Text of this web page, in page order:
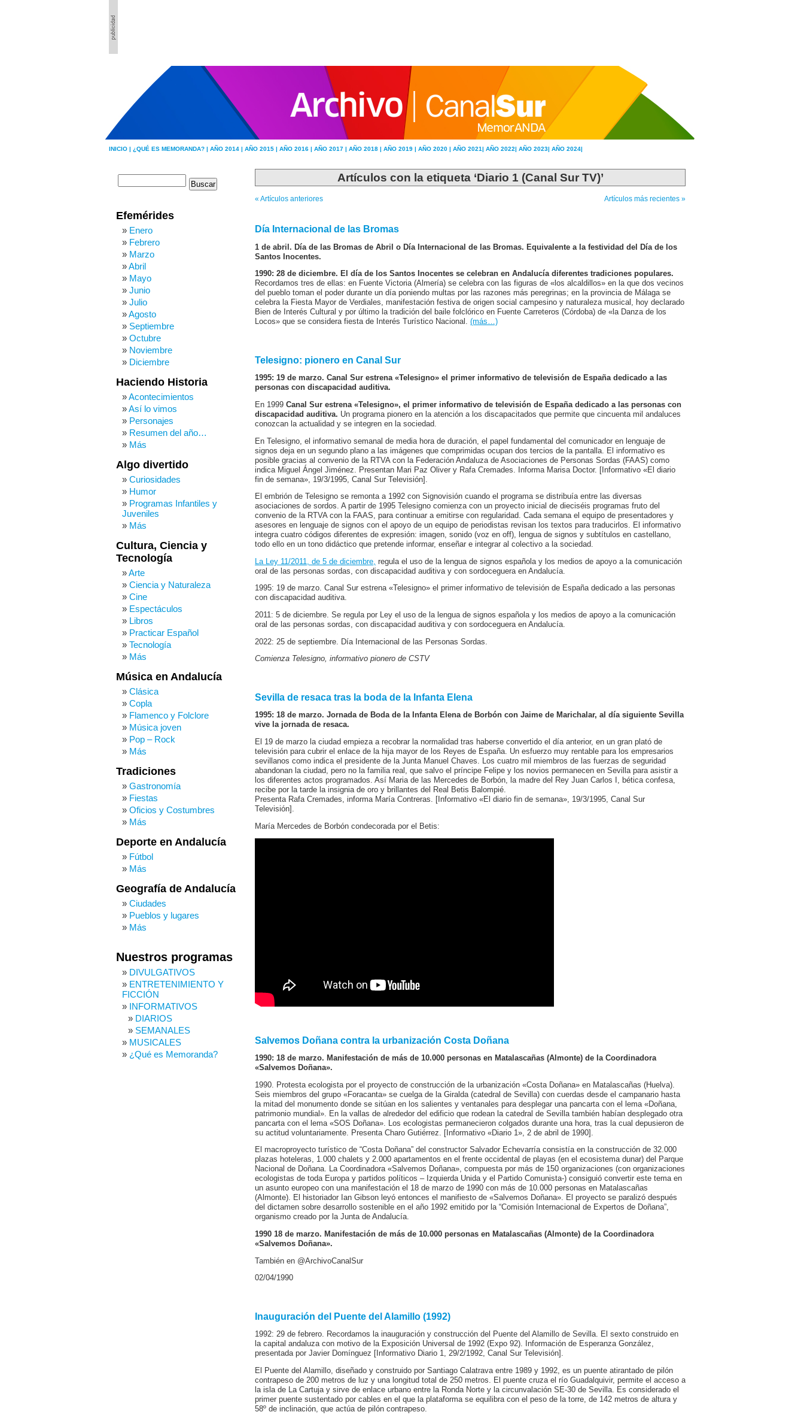
INICIO | ¿QUÉ ES MEMORANDA? | AÑO 2014 | AÑO 2015 | AÑO 2016 | AÑO 2017 | AÑO 2018 | AÑO 2019 | AÑO 2020 | AÑO 2021| AÑO 2022| AÑO 2023| AÑO 2024|
Artículos con la etiqueta ‘Diario 1 (Canal Sur TV)’
« Artículos anteriores Artículos más recientes »
Día Internacional de las Bromas
1 de abril. Día de las Bromas de Abril o Día Internacional de las Bromas. Equivalente a la festividad del Día de los
Santos Inocentes.
1990: 28 de diciembre. El día de los Santos Inocentes se celebran en Andalucía diferentes tradiciones populares.
Recordamos tres de ellas: en Fuente Victoria (Almería) se celebra con las figuras de «los alcaldillos» en la que dos vecinos
del pueblo toman el poder durante un día poniendo multas por las razones más peregrinas; en la provincia de Málaga se
celebra la Fiesta Mayor de Verdiales, manifestación festiva de origen social campesino y naturaleza musical, hoy declarado
Bien de Interés Cultural y por último la tradición del baile folclórico en Fuente Carreteros (Córdoba) de «la Danza de los
Locos» que se considera fiesta de Interés Turístico Nacional. (más…)
Telesigno: pionero en Canal Sur
1995: 19 de marzo. Canal Sur estrena «Telesigno» el primer informativo de televisión de España dedicado a las
personas con discapacidad auditiva.
En 1999 Canal Sur estrena «Telesigno», el primer informativo de televisión de España dedicado a las personas con
discapacidad auditiva. Un programa pionero en la atención a los discapacitados que permite que cincuenta mil andaluces
conozcan la actualidad y se integren en la sociedad.
En Telesigno, el informativo semanal de media hora de duración, el papel fundamental del comunicador en lenguaje de
signos deja en un segundo plano a las imágenes que comprimidas ocupan dos tercios de la pantalla. El informativo es
posible gracias al convenio de la RTVA con la Federación Andaluza de Asociaciones de Personas Sordas (FAAS) como
indica Miguel Ángel Jiménez. Presentan Mari Paz Oliver y Rafa Cremades. Informa Marisa Doctor. [Informativo «El diario
fin de semana», 19/3/1995, Canal Sur Televisión].
El embrión de Telesigno se remonta a 1992 con Signovisión cuando el programa se distribuía entre las diversas
asociaciones de sordos. A partir de 1995 Telesigno comienza con un proyecto inicial de dieciséis programas fruto del
convenio de la RTVA con la FAAS, para continuar a emitirse con regularidad. Cada semana el equipo de presentadores y
asesores en lenguaje de signos con el apoyo de un equipo de periodistas revisan los textos para traducirlos. El informativo
integra cuatro códigos diferentes de expresión: imagen, sonido (voz en off), lengua de signos y subtítulos en castellano,
todo ello en un tono didáctico que pretende informar, enseñar e integrar al colectivo a la sociedad.
La Ley 11/2011, de 5 de diciembre, regula el uso de la lengua de signos española y los medios de apoyo a la comunicación
oral de las personas sordas, con discapacidad auditiva y con sordoceguera en Andalucía.
1995: 19 de marzo. Canal Sur estrena «Telesigno» el primer informativo de televisión de España dedicado a las personas
con discapacidad auditiva.
2011: 5 de diciembre. Se regula por Ley el uso de la lengua de signos española y los medios de apoyo a la comunicación
oral de las personas sordas, con discapacidad auditiva y con sordoceguera en Andalucía.
2022: 25 de septiembre. Día Internacional de las Personas Sordas.
Comienza Telesigno, informativo pionero de CSTV
Sevilla de resaca tras la boda de la Infanta Elena
1995: 18 de marzo. Jornada de Boda de la Infanta Elena de Borbón con Jaime de Marichalar, al día siguiente Sevilla
vive la jornada de resaca.
El 19 de marzo la ciudad empieza a recobrar la normalidad tras haberse convertido el día anterior, en un gran plató de
televisión para cubrir el enlace de la hija mayor de los Reyes de España. Un esfuerzo muy rentable para los empresarios
sevillanos como indica el presidente de la Junta Manuel Chaves. Los cuatro mil miembros de las fuerzas de seguridad
abandonan la ciudad, pero no la familia real, que salvo el príncipe Felipe y los novios permanecen en Sevilla para asistir a
los diferentes actos programados. Así Maria de las Mercedes de Borbón, la madre del Rey Juan Carlos I, bética confesa,
recibe por la tarde la insignia de oro y brillantes del Real Betis Balompié.
Presenta Rafa Cremades, informa María Contreras. [Informativo «El diario fin de semana», 19/3/1995, Canal Sur
Televisión].
María Mercedes de Borbón condecorada por el Betis:
Salvemos Doñana contra la urbanización Costa Doñana
1990: 18 de marzo. Manifestación de más de 10.000 personas en Matalascañas (Almonte) de la Coordinadora
«Salvemos Doñana».
1990. Protesta ecologista por el proyecto de construcción de la urbanización «Costa Doñana» en Matalascañas (Huelva).
Seis miembros del grupo «Foracanta» se cuelga de la Giralda (catedral de Sevilla) con cuerdas desde el campanario hasta
la mitad del monumento donde se sitúan en los salientes y ventanales para desplegar una pancarta con el lema «Doñana,
patrimonio mundial». En la vallas de alrededor del edificio que rodean la catedral de Sevilla también habían desplegado otra
pancarta con el lema «SOS Doñana». Los ecologistas permanecieron colgados durante una hora, tras la cual depusieron de
su actitud voluntariamente. Presenta Charo Gutiérrez. [Informativo «Diario 1», 2 de abril de 1990].
El macroproyecto turístico de “Costa Doñana” del constructor Salvador Echevarría consistía en la construcción de 32.000
plazas hoteleras, 1.000 chalets y 2.000 apartamentos en el frente occidental de playas (en el ecosistema dunar) del Parque
Nacional de Doñana. La Coordinadora «Salvemos Doñana», compuesta por más de 150 organizaciones (con organizaciones
ecologistas de toda Europa y partidos políticos – Izquierda Unida y el Partido Comunista-) consiguió convertir este tema en
un asunto europeo con una manifestación el 18 de marzo de 1990 con más de 10.000 personas en Matalascañas
(Almonte). El historiador Ian Gibson leyó entonces el manifiesto de «Salvemos Doñana». El proyecto se paralizó después
del dictamen sobre desarrollo sostenible en el año 1992 emitido por la “Comisión Internacional de Expertos de Doñana”,
organismo creado por la Junta de Andalucía.
1990 18 de marzo. Manifestación de más de 10.000 personas en Matalascañas (Almonte) de la Coordinadora
«Salvemos Doñana».
También en @ArchivoCanalSur
02/04/1990
Inauguración del Puente del Alamillo (1992)
1992: 29 de febrero. Recordamos la inauguración y construcción del Puente del Alamillo de Sevilla. El sexto construido en
la capital andaluza con motivo de la Exposición Universal de 1992 (Expo 92). Información de Esperanza González,
presentada por Javier Domínguez [Informativo Diario 1, 29/2/1992, Canal Sur Televisión].
El Puente del Alamillo, diseñado y construido por Santiago Calatrava entre 1989 y 1992, es un puente atirantado de pilón
contrapeso de 200 metros de luz y una longitud total de 250 metros. El puente cruza el río Guadalquivir, permite el acceso a
la isla de La Cartuja y sirve de enlace urbano entre la Ronda Norte y la circunvalación SE-30 de Sevilla. Es considerado el
primer puente sustentado por cables en el que la plataforma se equilibra con el peso de la torre, de 142 metros de altura y
58º de inclinación, que actúa de pilón contrapeso.
Efemérides
Enero
Febrero
Marzo
Abril
Mayo
Junio
Julio
Agosto
Septiembre
Octubre
Noviembre
Diciembre
Haciendo Historia
Acontecimientos
Así lo vimos
Personajes
Resumen del año…
Más
Algo divertido
Curiosidades
Humor
Programas Infantiles y
Juveniles
Más
Cultura, Ciencia y
Tecnología
Arte
Ciencia y Naturaleza
Cine
Espectáculos
Libros
Practicar Español
Tecnología
Más
Música en Andalucía
Clásica
Copla
Flamenco y Folclore
Música joven
Pop – Rock
Más
Tradiciones
Gastronomía
Fiestas
Oficios y Costumbres
Más
Deporte en Andalucía
Fútbol
Más
Geografía de Andalucía
Ciudades
Pueblos y lugares
Más
Nuestros programas
DIVULGATIVOS
ENTRETENIMIENTO Y
FICCIÓN
INFORMATIVOS
DIARIOS
SEMANALES
MUSICALES
¿Qué es Memoranda?